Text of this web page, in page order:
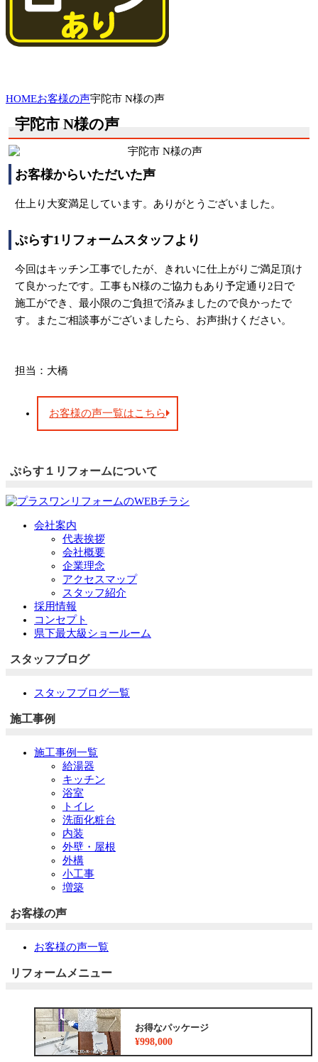
HOMEお客様の声宇陀市 N様の声
宇陀市 N様の声
お客様からいただいた声
仕上り大変満足しています。ありがとうございました。
ぷらす1リフォームスタッフより
今回はキッチン工事でしたが、きれいに仕上がりご満足頂け
て良かったです。工事もN様のご協力もあり予定通り2日で
施工ができ、最小限のご負担で済みましたので良かったで
す。またご相談事がございましたら、お声掛けください。
担当：大橋
お客様の声一覧はこちら
ぷらす１リフォームについて
会社案内
代表挨拶
会社概要
企業理念
アクセスマップ
スタッフ紹介
採用情報
コンセプト
県下最大級ショールーム
スタッフブログ
スタッフブログ一覧
施工事例
施工事例一覧
給湯器
キッチン
浴室
トイレ
洗面化粧台
内装
外壁・屋根
外構
小工事
増築
お客様の声
お客様の声一覧
リフォームメニュー
お得なパッケージ
¥998,000